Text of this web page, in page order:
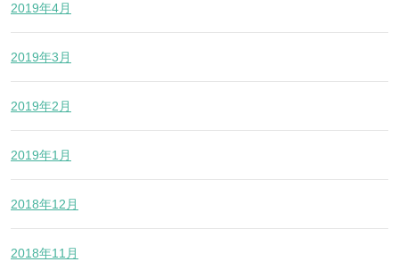
2019年4月
2019年3月
2019年2月
2019年1月
2018年12月
2018年11月